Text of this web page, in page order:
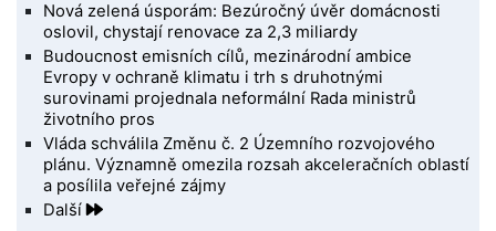
Nová zelená úsporám: Bezúročný úvěr domácnosti
oslovil, chystají renovace za 2,3 miliardy
Budoucnost emisních cílů, mezinárodní ambice
Evropy v ochraně klimatu i trh s druhotnými
surovinami projednala neformální Rada ministrů
životního pros
Vláda schválila Změnu č. 2 Územního rozvojového
plánu. Významně omezila rozsah akceleračních oblastí
a posílila veřejné zájmy
Další